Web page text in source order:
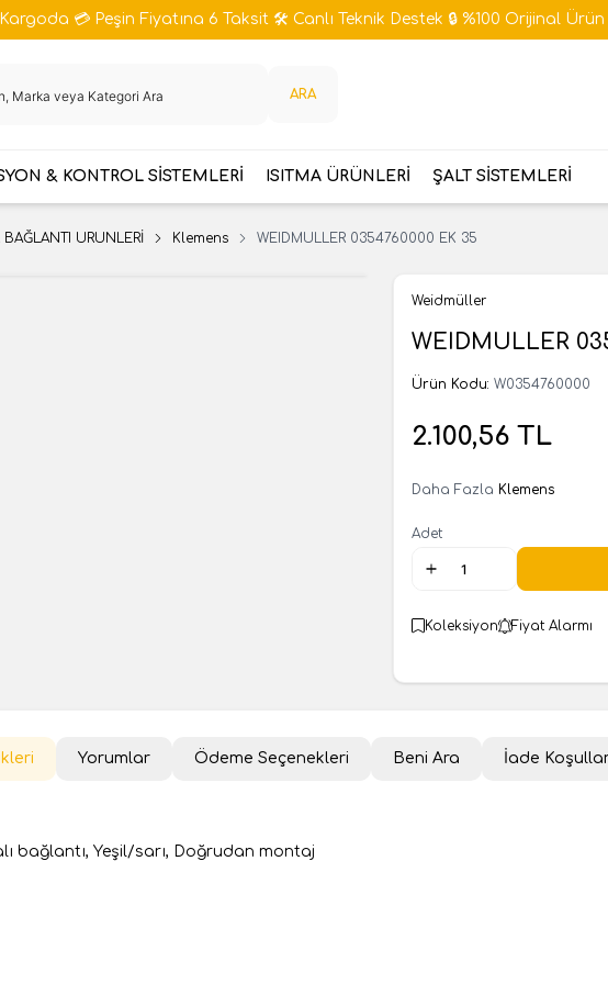
💳 Peşin Fiyatına 6 Taksit 🛠️ Canlı Teknik Destek 🔒 %100 Orijinal Ürün
ARA
& KONTROL SİSTEMLERİ ISITMA ÜRÜNLERİ ŞALT SİSTEMLERİ
ÜRÜNLERİ Klemens WEIDMULLER 0354760000 EK 35
Weidmüller
WEIDMULLER
Ürün Kodu: W0354760000
2.100,56 TL
Daha Fazla Klemens
Adet
Koleksiyon Fiyat Alarmı
Yorumlar Ödeme Seçenekleri Beni Ara İade
bağlantı, Yeşil/sarı, Doğrudan montaj